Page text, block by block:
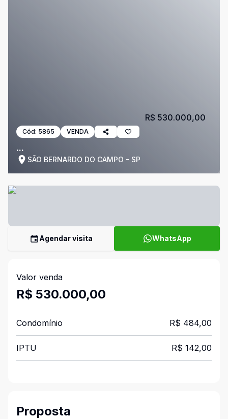
Cód: 5865 VENDA
...
SÃO BERNARDO DO CAMPO - SP
R$ 530.000,00
Agendar visita WhatsApp
Valor venda
R$ 530.000,00
Condomínio R$ 484,00
IPTU R$ 142,00
Proposta